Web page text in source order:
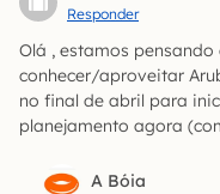
Responder
Olá , estamos
conhecer/aproveitar
no final de abril para
planejamento agora
A Bóia